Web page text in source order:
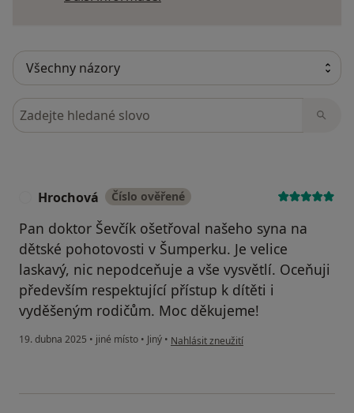
Hledejte v názorech
Hrochová Číslo ověřené
Pan doktor Ševčík ošetřoval našeho syna na
dětské pohotovosti v Šumperku. Je velice
laskavý, nic nepodceňuje a vše vysvětlí. Oceňuji
především respektující přístup k dítěti i
vyděšeným rodičům. Moc děkujeme!
19. dubna 2025 • jiné místo • Jiný • podle názoru uživatele Hrochová
Nahlásit zneužití